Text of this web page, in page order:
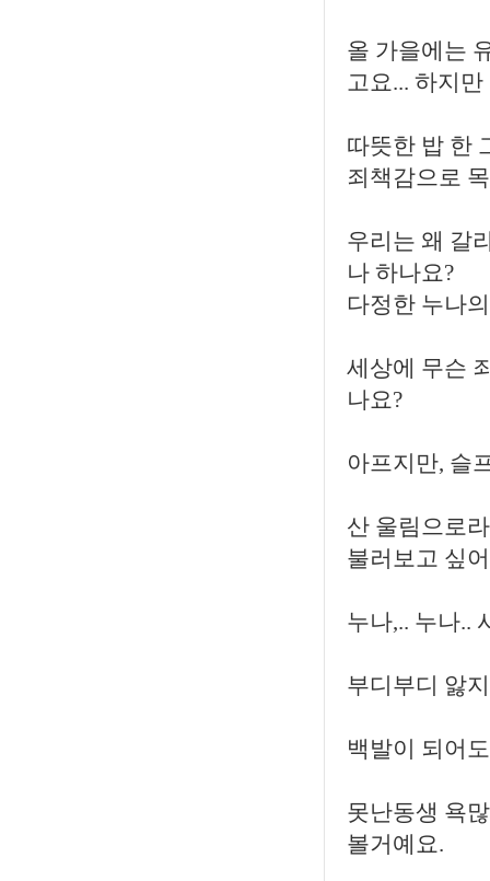
올 가을에는
고요... 하지
따뜻한 밥 한
죄책감으로
우리는 왜 갈
나 하나요?
다정한 누나
세상에 무슨
나요?
아프지만, 슬
산 울림으로
불러보고 싶
누나,.. 누나..
부디부디 앓
백발이 되어
못난동생 욕
볼거예요.